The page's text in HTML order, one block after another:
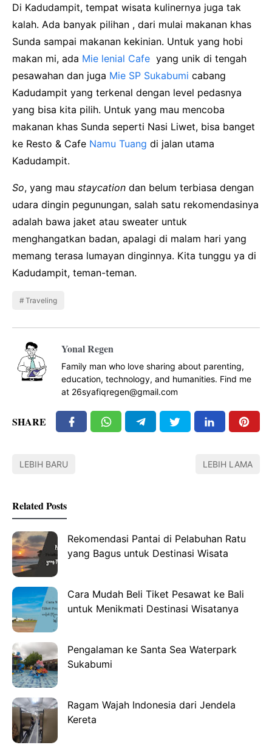
Di Kadudampit, tempat wisata kulinernya juga tak
kalah. Ada banyak pilihan , dari mulai makanan khas
Sunda sampai makanan kekinian. Untuk yang hobi
makan mi, ada Mie lenial Cafe yang unik di tengah
pesawahan dan juga Mie SP Sukabumi cabang
Kadudampit yang terkenal dengan level pedasnya
yang bisa kita pilih. Untuk yang mau mencoba
makanan khas Sunda seperti Nasi Liwet, bisa banget
ke Resto & Cafe Namu Tuang di jalan utama
Kadudampit.
So, yang mau staycation dan belum terbiasa dengan
udara dingin pegunungan, salah satu rekomendasinya
adalah bawa jaket atau sweater untuk
menghangatkan badan, apalagi di malam hari yang
memang terasa lumayan dinginnya. Kita tunggu ya di
Kadudampit, teman-teman.
Traveling
Yonal Regen
Family man who love sharing about parenting,
education, technology, and humanities. Find me
at 26syafiqregen@gmail.com
SHARE
LEBIH BARU LEBIH LAMA
Related Posts
Rekomendasi Pantai di Pelabuhan Ratu
yang Bagus untuk Destinasi Wisata
Cara Mudah Beli Tiket Pesawat ke Bali
untuk Menikmati Destinasi Wisatanya
Pengalaman ke Santa Sea Waterpark
Sukabumi
Ragam Wajah Indonesia dari Jendela
Kereta